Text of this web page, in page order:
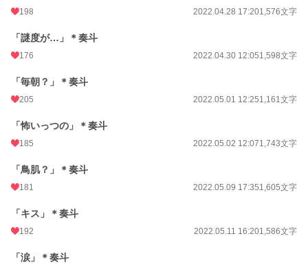
198 2022.04.28 17:201,576文字
「謎度が…」＊奏斗
176 2022.04.30 12:051,598文字
「毎朝？」＊奏斗
205 2022.05.01 12:251,161文字
「怖いっつの」＊奏斗
185 2022.05.02 12:071,743文字
「鳥肌？」＊奏斗
181 2022.05.09 17:351,605文字
「キス」＊奏斗
192 2022.05.11 16:201,586文字
「涙」＊奏斗